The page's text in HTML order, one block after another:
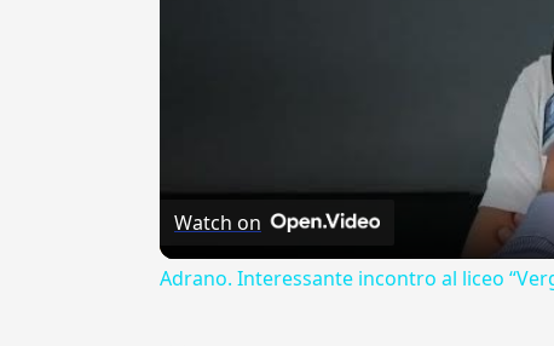
Watch on
Adrano. Interessante incontro al liceo